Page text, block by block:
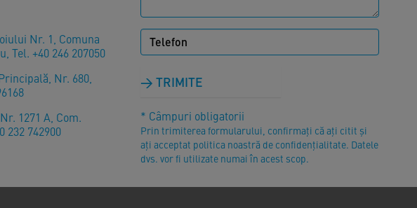
Nr. 1, Comuna
Tel. +40 246 207050
Nr. 680,
1271 A, Com.
232 742900
TRIMITE
* Câmpuri obligatorii
Prin trimiterea formularului, confirmați că ați citit și
ați acceptat politica noastră de confidențialitate. Datele
dvs. vor fi utilizate numai în acest scop.